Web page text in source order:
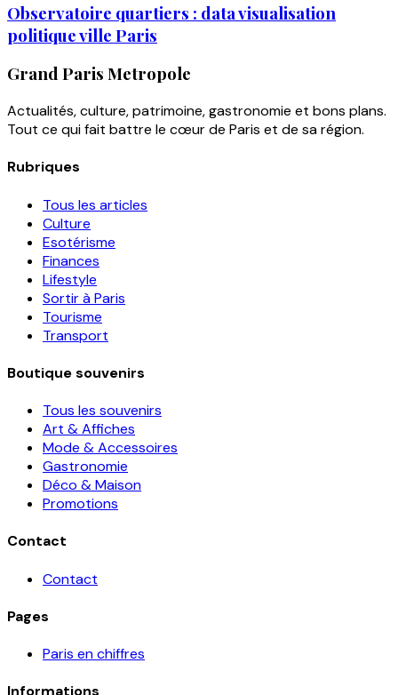
Observatoire quartiers : data visualisation
politique ville Paris
Grand Paris Metropole
Actualités, culture, patrimoine, gastronomie et bons plans.
Tout ce qui fait battre le cœur de Paris et de sa région.
Rubriques
Tous les articles
Culture
Esotérisme
Finances
Lifestyle
Sortir à Paris
Tourisme
Transport
Boutique souvenirs
Tous les souvenirs
Art & Affiches
Mode & Accessoires
Gastronomie
Déco & Maison
Promotions
Contact
Contact
Pages
Paris en chiffres